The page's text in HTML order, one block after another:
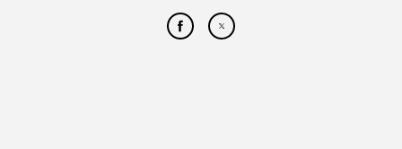
Partager cet article sur
Partager cet article sur